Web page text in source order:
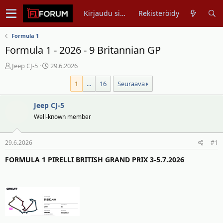
Kirjaudu sisään Rekisteröidy
Formula 1
Formula 1 - 2026 - 9 Britannian GP
V
s
e
t
u
o
Jeep CJ-5
A
i
t
u
p
v
ä
r
29.6.2026
1
... 16 Seuraava
Jeep CJ-5
Well-known member
29.6.2026 #1
FORMULA 1 PIRELLI BRITISH GRAND PRIX 3-5.7.2026